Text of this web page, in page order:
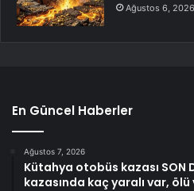
Ağustos 6, 2026
En Güncel Haberler
Ağustos 7, 2026
Kütahya otobüs kazası SON
kazasında kaç yaralı var, ölü